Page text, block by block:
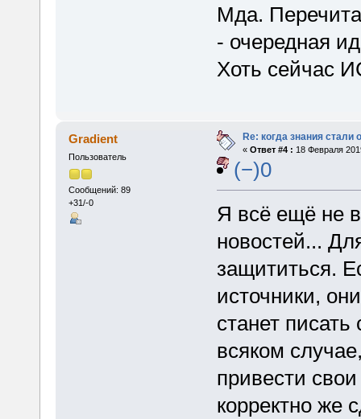
Мда.
- очередная
Хоть сейчас
Gradient
Пользователь
Сообщений: 89
+31/-0
Re: когда знания стали
« Ответ #4 : 18 Февраля
(−)0
Я всё ещё не
новостей...
защититься.
источники,
станет
всяком
привести
корректно же